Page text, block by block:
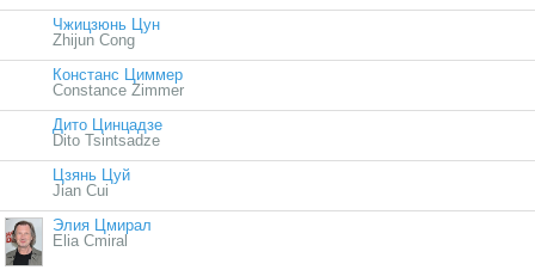
Чжицзюнь Цун
Zhijun Cong
Констанс Циммер
Constance Zimmer
Дито Цинцадзе
Dito Tsintsadze
Цзянь Цуй
Jian Cui
Элия Цмирал
Elia Cmiral